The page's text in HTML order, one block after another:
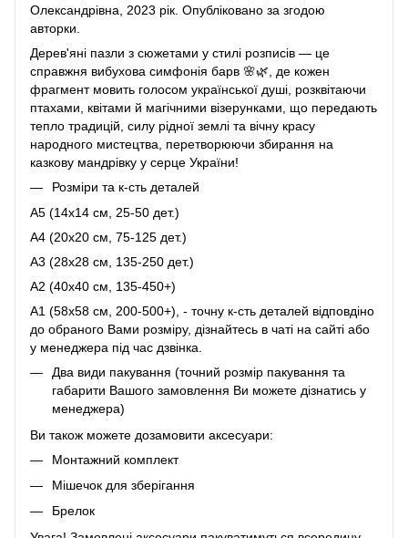
Олександрівна , 2023 рік. Опубліковано за згодою
авторки.
Дерев'яні пазли з сюжетами у стилі розписів — це
справжня вибухова симфонія барв 🌸🌿, де кожен
фрагмент мовить голосом української душі, розквітаючи
птахами, квітами й магічними візерунками, що передають
тепло традицій, силу рідної землі та вічну красу
народного мистецтва, перетворюючи збирання на
казкову мандрівку у серце України!
Розміри та к-сть деталей
A5 (14х14 см, 25-50 дет.)
A4 (20х20 см, 75-125 дет.)
A3 (28х28 см, 135-250 дет.)
A2 (40х40 см, 135-450+)
A1 (58х58 см, 200-500+), - точну к-сть деталей відповдіно
до обраного Вами розміру, дізнайтесь в чаті на сайті або
у менеджера під час дзвінка.
Два види пакування (точний розмір пакування та
габарити Вашого замовлення Ви можете дізнатись у
менеджера)
Ви також можете дозамовити аксесуари:
Монтажний комплект
Мішечок для зберігання
Брелок